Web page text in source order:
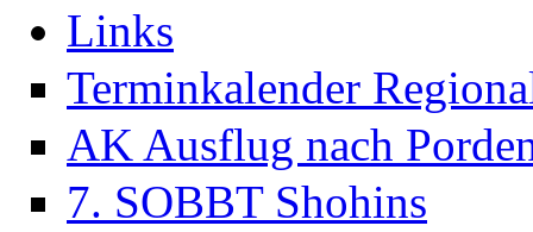
Links
Terminkalender
AK Ausflug nach
7. SOBBT Shohins